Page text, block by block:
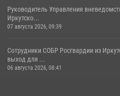
Руководитель Управления
Иркутско...
07 августа 2026, 09:39
Сотрудники СОБР Росгвардии из
выход для ...
06 августа 2026, 08:41